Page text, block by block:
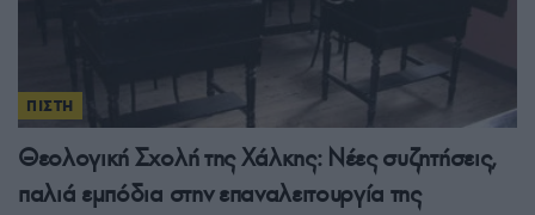
ΠΙΣΤΗ
Θεολογική Σχολή της Χάλκης: Νέες συζητήσεις,
παλιά εμπόδια στην επαναλειτουργία της